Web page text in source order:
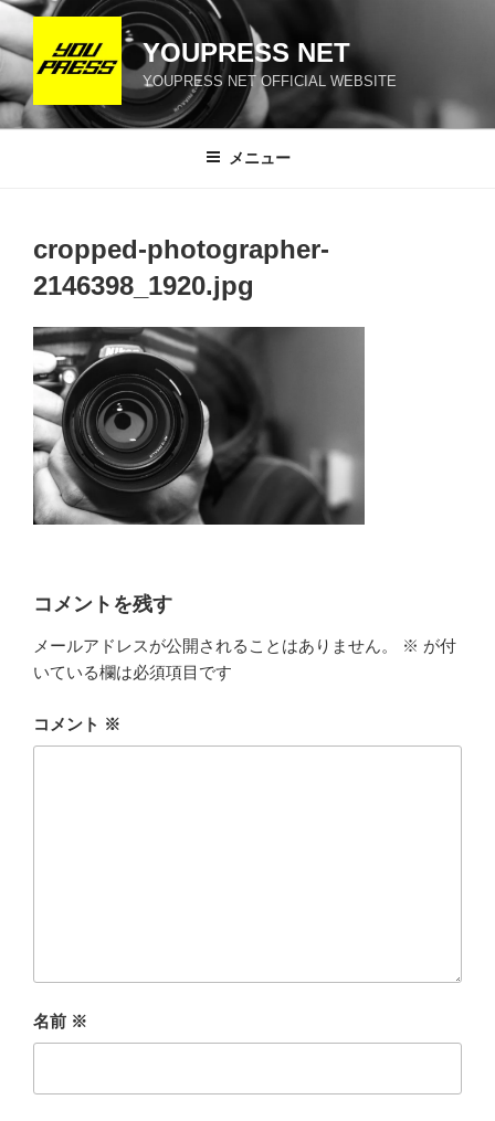
コ
ン
ン
YOUPRESS NET
YOUPRESS NET OFFICIAL WEBSITE
メニュー
cropped-photographer-
2146398_1920.jpg
コメントを残す
メールアドレスが公開されることはありません。 ※ が付
いている欄は必須項目です
コメント ※
名前 ※